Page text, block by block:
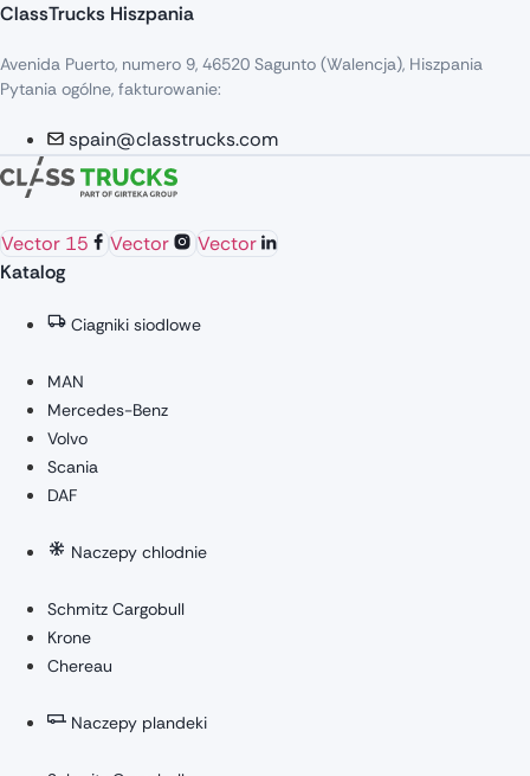
ClassTrucks Hiszpania
Avenida Puerto, numero 9, 46520 Sagunto (Walencja), Hiszpania
Pytania ogólne, fakturowanie:
spain@classtrucks.com
Vector 15 Vector
Vector
Katalog
Ciagniki siodlowe
MAN
Mercedes-Benz
Volvo
Scania
DAF
Naczepy chlodnie
Schmitz Cargobull
Krone
Chereau
Naczepy plandeki